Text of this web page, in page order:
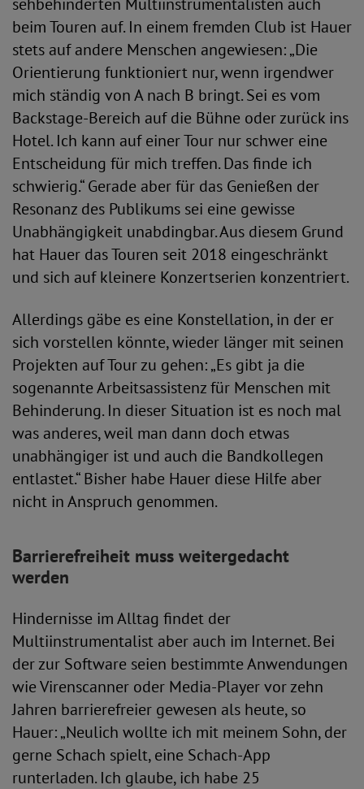
beim Touren auf. In einem fremden Club ist Hauer
stets auf andere Menschen angewiesen: „Die
Orientierung funktioniert nur, wenn irgendwer
mich ständig von A nach B bringt. Sei es vom
Backstage-Bereich auf die Bühne oder zurück ins
Hotel. Ich kann auf einer Tour nur schwer eine
Entscheidung für mich treffen. Das finde ich
schwierig.“ Gerade aber für das Genießen der
Resonanz des Publikums sei eine gewisse
Unabhängigkeit unabdingbar. Aus diesem Grund
hat Hauer das Touren seit 2018 eingeschränkt
und sich auf kleinere Konzertserien konzentriert.
Allerdings gäbe es eine Konstellation, in der er
sich vorstellen könnte, wieder länger mit seinen
Projekten auf Tour zu gehen: „Es gibt ja die
sogenannte Arbeitsassistenz für Menschen mit
Behinderung. In dieser Situation ist es noch mal
was anderes, weil man dann doch etwas
unabhängiger ist und auch die Bandkollegen
entlastet.“ Bisher habe Hauer diese Hilfe aber
nicht in Anspruch genommen.
Barrierefreiheit muss weitergedacht
werden
Hindernisse im Alltag findet der
Multiinstrumentalist aber auch im Internet. Bei
der zur Software seien bestimmte Anwendungen
wie Virenscanner oder Media-Player vor zehn
Jahren barrierefreier gewesen als heute, so
Hauer: „Neulich wollte ich mit meinem Sohn, der
gerne Schach spielt, eine Schach-App
runterladen. Ich glaube, ich habe 25